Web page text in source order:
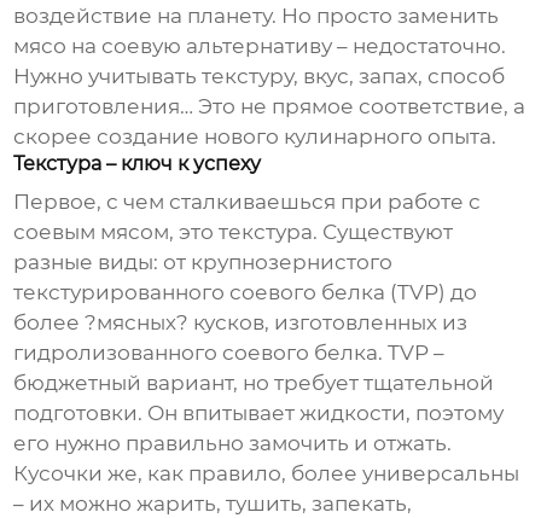
воздействие на планету. Но просто заменить
мясо на соевую альтернативу – недостаточно.
Нужно учитывать текстуру, вкус, запах, способ
приготовления… Это не прямое соответствие, а
скорее создание нового кулинарного опыта.
Текстура – ключ к успеху
Первое, с чем сталкиваешься при работе с
соевым мясом, это текстура. Существуют
разные виды: от крупнозернистого
текстурированного соевого белка (TVP) до
более ?мясных? кусков, изготовленных из
гидролизованного соевого белка. TVP –
бюджетный вариант, но требует тщательной
подготовки. Он впитывает жидкости, поэтому
его нужно правильно замочить и отжать.
Кусочки же, как правило, более универсальны
– их можно жарить, тушить, запекать,